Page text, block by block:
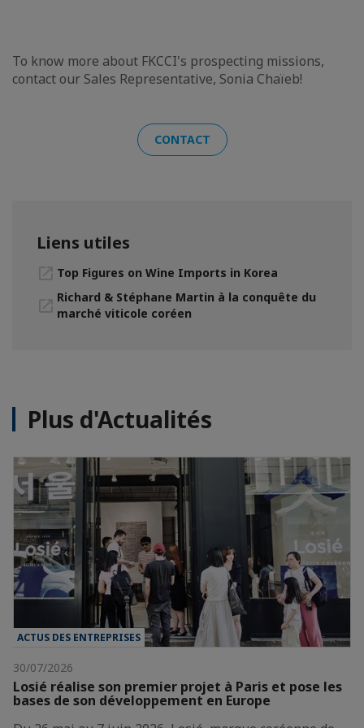
To know more about FKCCI's prospecting missions,
contact our Sales Representative, Sonia Chaïeb!
CONTACT
Liens utiles
Top Figures on Wine Imports in Korea
Richard & Stéphane Martin à la conquête du
marché viticole coréen
Plus d'Actualités
ACTUS DES ENTREPRISES
30/07/2026
Losié réalise son premier projet à Paris et pose les
bases de son développement en Europe